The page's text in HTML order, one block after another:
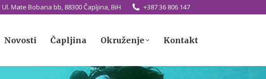
Ul. Mate Bobana bb, 88300 Čapljina, BiH +387 36 806 147
Novosti Čapljina Okruženje Kontakt
Novosti Čapljina Okruženje Kontakt